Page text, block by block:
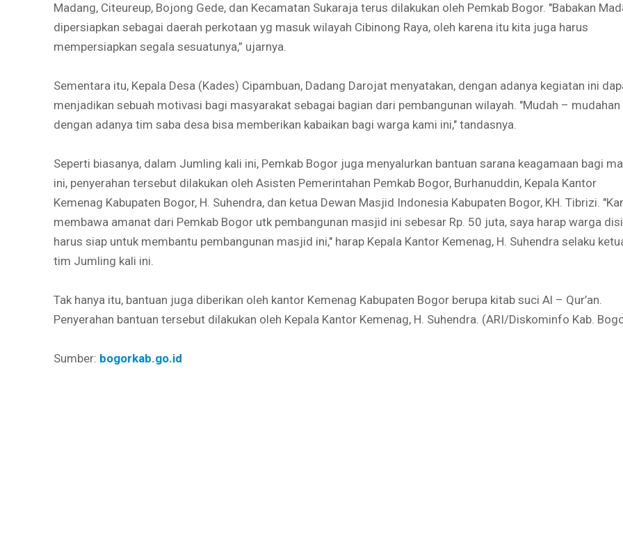
Madang, Citeureup, Bojong Gede, dan Kecamatan Sukaraja terus dilakukan oleh Pemkab Bogor. "Babakan
dipersiapkan sebagai daerah perkotaan yg masuk wilayah Cibinong Raya, oleh karena itu kita juga harus
mempersiapkan segala sesuatunya,” ujarnya.
Sementara itu, Kepala Desa (Kades) Cipambuan, Dadang Darojat menyatakan, dengan adanya kegiatan ini
menjadikan sebuah motivasi bagi masyarakat sebagai bagian dari pembangunan wilayah. "Mudah – mudahan
dengan adanya tim saba desa bisa memberikan kabaikan bagi warga kami ini," tandasnya.
Seperti biasanya, dalam Jumling kali ini, Pemkab Bogor juga menyalurkan bantuan sarana keagamaan bagi
ini, penyerahan tersebut dilakukan oleh Asisten Pemerintahan Pemkab Bogor, Burhanuddin, Kepala Kantor
Kemenag Kabupaten Bogor, H. Suhendra, dan ketua Dewan Masjid Indonesia Kabupaten Bogor, KH. Tibrizi.
membawa amanat dari Pemkab Bogor utk pembangunan masjid ini sebesar Rp. 50 juta, saya harap warga
harus siap untuk membantu pembangunan masjid ini," harap Kepala Kantor Kemenag, H. Suhendra selaku
tim Jumling kali ini.
Tak hanya itu, bantuan juga diberikan oleh kantor Kemenag Kabupaten Bogor berupa kitab suci Al – Qur’an.
Penyerahan bantuan tersebut dilakukan oleh Kepala Kantor Kemenag, H. Suhendra. (ARI/Diskominfo Kab.
Sumber: bogorkab.go.id